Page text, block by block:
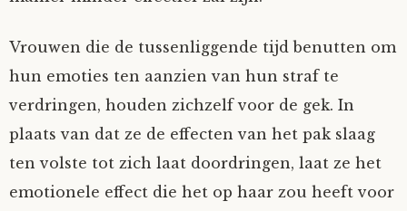
Vrouwen die de tussenliggende tijd benutten om
hun emoties ten aanzien van hun straf te
verdringen, houden zichzelf voor de gek. In
plaats van dat ze de effecten van het pak slaag
ten volste tot zich laat doordringen, laat ze het
emotionele effect die het op haar zou heeft voor